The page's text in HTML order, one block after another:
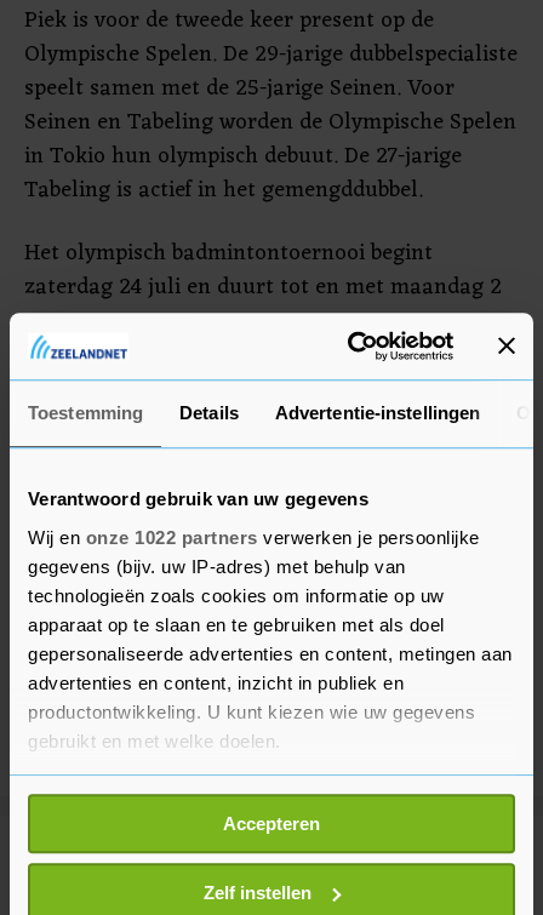
Toestemming Details Advertentie-instellingen
Verantwoord gebruik van uw gegevens
Wij en onze 1022 partners verwerken je persoonlijke
gegevens (bijv. uw IP-adres) met behulp van
technologieën zoals cookies om informatie op uw
apparaat op te slaan en te gebruiken met als doel
gepersonaliseerde advertenties en content, metingen aan
advertenties en content, inzicht in publiek en
productontwikkeling. U kunt kiezen wie uw gegevens
gebruikt en met welke doelen.
Als u het toestaat, willen we ook graag:
Informatie verzamelen over uw geografische
locatie, die tot een paar meter nauwkeurig kan zijn
Uw apparaat identificeren door het actief te
Accepteren
Zelf instellen
Piek is voor de tweede keer present op de
Olympische Spelen. De 29-jarige dubbelspecialiste
speelt samen met de 25-jarige Seinen. Voor
Seinen en Tabeling worden de Olympische Spelen
in Tokio hun olympisch debuut. De 27-jarige
Tabeling is actief in het gemengddubbel.
Het olympisch badmintontoernooi begint
zaterdag 24 juli en duurt tot en met maandag 2
augustus.
Meer uit Sport